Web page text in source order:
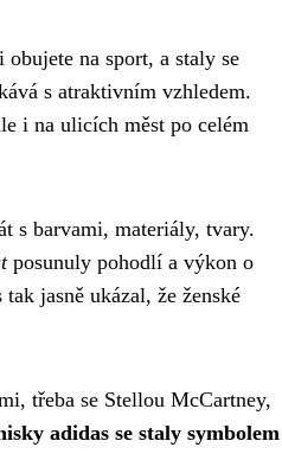
obujete na sport, a staly se
s atraktivním vzhledem.
i na ulicích měst po celém
s barvami, materiály, tvary.
posunuly pohodlí a výkon o
jasně ukázal, že ženské
třeba se Stellou McCartney,
adidas se staly symbolem